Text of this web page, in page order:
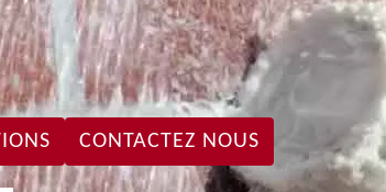
CONTACTEZ NOUS